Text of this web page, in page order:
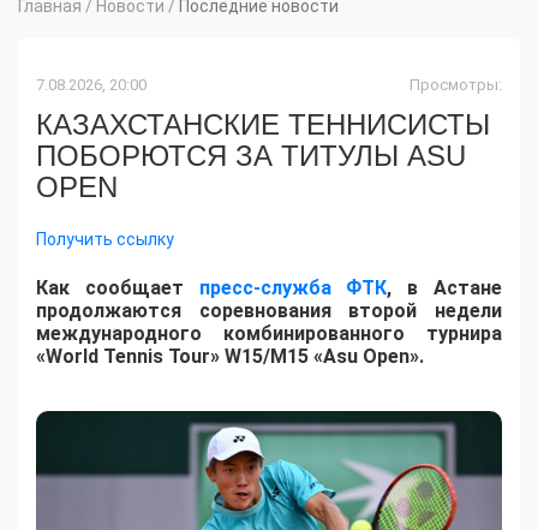
Главная / Новости / Последние новости
7.08.2026, 20:00 Просмотры:
КАЗАХСТАНСКИЕ ТЕННИСИСТЫ
ПОБОРЮТСЯ ЗА ТИТУЛЫ ASU
OPEN
Получить ссылку
Как сообщает пресс-служба ФТК, в Астане
продолжаются соревнования второй недели
международного комбинированного турнира
«World Tennis Tour» W15/M15 «Asu Open».